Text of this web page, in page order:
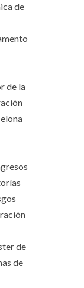
de
de la
de
de